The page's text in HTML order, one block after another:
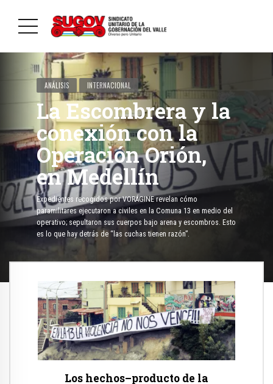
ANÁLISIS INTERNACIONAL
La Escombrera y la
conexión con la
Operación Orión,
en Medellín
Expedientes recogidos por VORÁGINE revelan cómo
paramilitares ejecutaron a civiles en la Comuna 13 en medio del
operativo; sepultaron sus cuerpos bajo arena y escombros. Esto
es lo que hay detrás de “las cuchas tienen razón”.
Los hechos–producto de la